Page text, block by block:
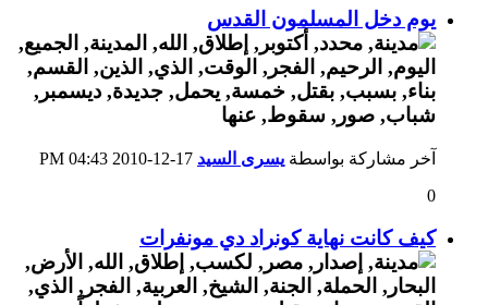
يوم دخل المسلمون القدس
آخر مشاركة بواسطة يسرى السيد
04:43 PM
0
كيف كانت نهاية كونراد دي مونفرات